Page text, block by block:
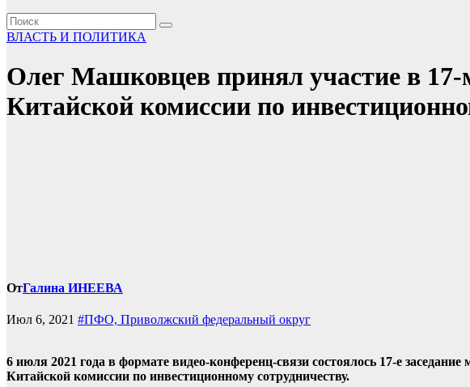
ВЛАСТЬ И ПОЛИТИКА
Олег Машковцев принял участие в 17-
Китайской комиссии по
ОтГалина ИНЕЕВА
Июл 6, 2021 #ПФО, Приволжский федеральный округ
6 июля 2021 года в формате видео-конференц-связи состоялось 17-е
Китайской комиссии по инвестиционному сотрудничеству.